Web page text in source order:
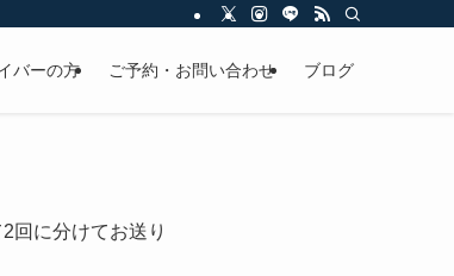
バーの方 ご予約・お問い合わせ ブログ
回に分けてお送り